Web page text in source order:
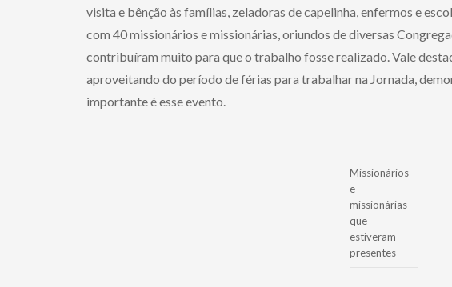
visita e bênção às famílias, zeladoras de capelinha, enfermos e
com 40 missionários e missionárias, oriundos de diversas
contribuíram muito para que o trabalho fosse realizado. Vale
aproveitando do período de férias para trabalhar na Jornada,
importante é esse evento.
Missionários
e
missionárias
que
estiveram
presentes